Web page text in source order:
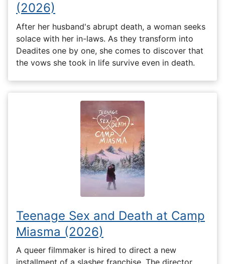
(2026)
After her husband's abrupt death, a woman seeks
solace with her in-laws. As they transform into
Deadites one by one, she comes to discover that
the vows she took in life survive even in death.
Teenage Sex and Death at Camp
Miasma (2026)
A queer filmmaker is hired to direct a new